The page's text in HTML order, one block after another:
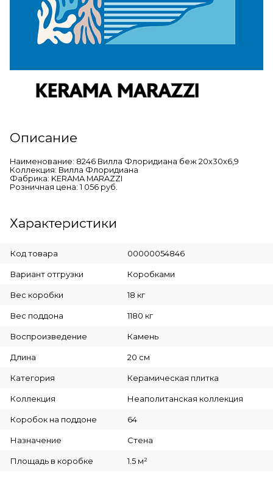
Описание
Наименование: 8246 Вилла Флоридиана беж 20х30х6,9
Коллекция: Вилла Флоридиана
Фабрика: KERAMA MARAZZI
Розничная цена: 1 056 руб.
Характеристики
Код товара 00000054846
Вариант отгрузки Коробками
Вес коробки 18 кг
Вес поддона 1180 кг
Воспроизведение Камень
Длина 20 см
Категория Керамическая плитка
Коллекция Неаполитанская коллекция
Коробок на поддоне 64
Назначение Стена
Площадь в коробке 1.5 м²